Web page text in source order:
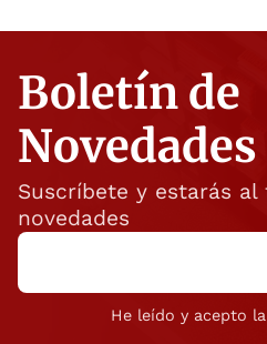
Boletín de
Novedades
Suscríbete y estarás
novedades
He leído y acepto